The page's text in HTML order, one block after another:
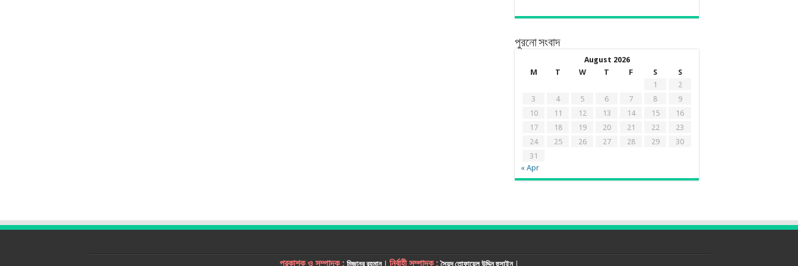
পুরনো সংবাদ
August 2026
M
T W T F S
S
1
2
3
4 5 6 7 8
9
10
11 12 13 14 15
16
17
18 19 20 21 22
23
24
25 26 27 28 29
30
31
« Apr
প্রকাশক ও সম্পাদক : মিজানুর রহমান | নির্বাহী সম্পাদক :সৈয়দ তোফায়েল উদ্দিন হুসাইন|